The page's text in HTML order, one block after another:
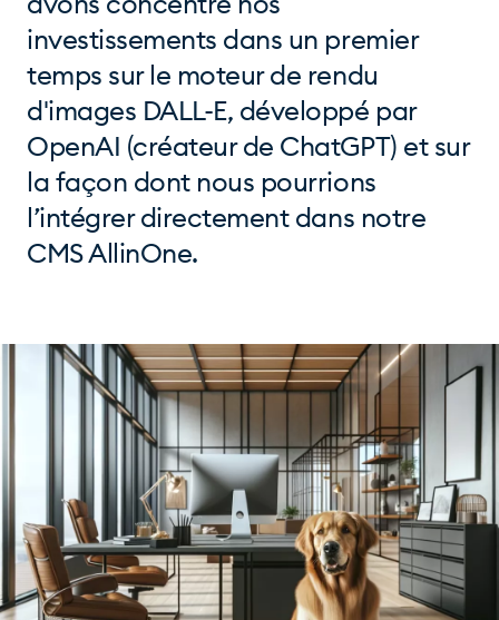
avons concentré nos
investissements dans un premier
temps sur le moteur de rendu
d'images DALL-E, développé par
OpenAI (créateur de ChatGPT) et sur
la façon dont nous pourrions
l’intégrer directement dans notre
CMS AllinOne.